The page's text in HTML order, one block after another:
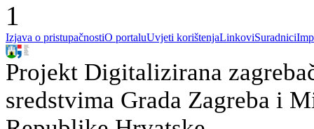
1
Izjava o pristupačnostiO portaluUvjeti korištenjaLinkoviSuradnici
Projekt Digitalizirana
sredstvima Grada Zagreba i